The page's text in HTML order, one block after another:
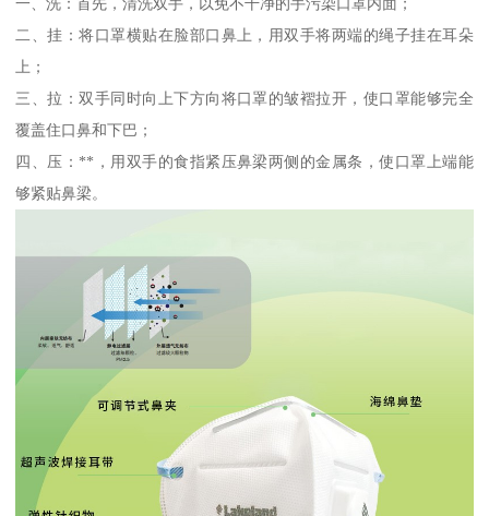
二、挂：将口罩横贴在脸部口鼻上，用双手将两端的绳子挂在耳朵
上；
三、拉：双手同时向上下方向将口罩的皱褶拉开，使口罩能够完全
覆盖住口鼻和下巴；
四、压：**，用双手的食指紧压鼻梁两侧的金属条，使口罩上端能
够紧贴鼻梁。